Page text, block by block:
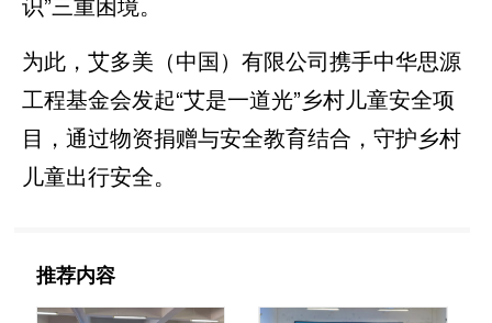
为此，艾多美（中国）有限公司携手中华思源
工程基金会发起“艾是一道光”乡村儿童安全项
目，通过物资捐赠与安全教育结合，守护乡村
儿童出行安全。
推荐内容